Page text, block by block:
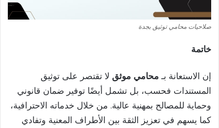
صلاحيات محامي توثيق بجدة
خاتمة
إن الاستعانة بـ محامي موثق لا تقتصر على توثيق
المستندات فحسب، بل تشمل أيضًا توفير ضمان قانوني
وحماية للمصالح بمهنية عالية. من خلال خدماته الاحترافية،
كما يسهم في تعزيز الثقة بين الأطراف المعنية وتفادي